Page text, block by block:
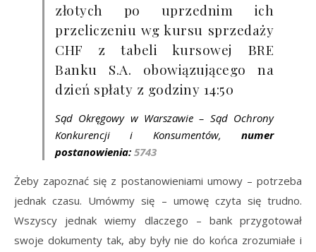
złotych po uprzednim ich
przeliczeniu wg kursu sprzedaży
CHF z tabeli kursowej BRE
Banku S.A. obowiązującego na
dzień spłaty z godziny 14:50
Sąd Okręgowy w Warszawie – Sąd Ochrony
Konkurencji i Konsumentów, numer
postanowienia: 5743
Żeby zapoznać się z postanowieniami umowy – potrzeba
jednak czasu. Umówmy się – umowę czyta się trudno.
Wszyscy jednak wiemy dlaczego – bank przygotował
swoje dokumenty tak, aby były nie do końca zrozumiałe i